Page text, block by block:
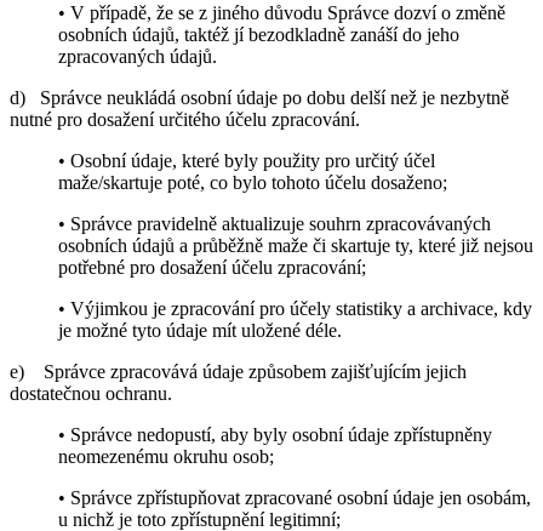
• V případě, že se z jiného důvodu Správce dozví o změně
osobních údajů, taktéž jí bezodkladně zanáší do jeho
zpracovaných údajů.
d) Správce neukládá osobní údaje po dobu delší než je nezbytně
nutné pro dosažení určitého účelu zpracování.
• Osobní údaje, které byly použity pro určitý účel
maže/skartuje poté, co bylo tohoto účelu dosaženo;
• Správce pravidelně aktualizuje souhrn zpracovávaných
osobních údajů a průběžně maže či skartuje ty, které již nejsou
potřebné pro dosažení účelu zpracování;
• Výjimkou je zpracování pro účely statistiky a archivace, kdy
je možné tyto údaje mít uložené déle.
e) Správce zpracovává údaje způsobem zajišťujícím jejich
dostatečnou ochranu.
• Správce nedopustí, aby byly osobní údaje zpřístupněny
neomezenému okruhu osob;
• Správce zpřístupňovat zpracované osobní údaje jen osobám,
u nichž je toto zpřístupnění legitimní;